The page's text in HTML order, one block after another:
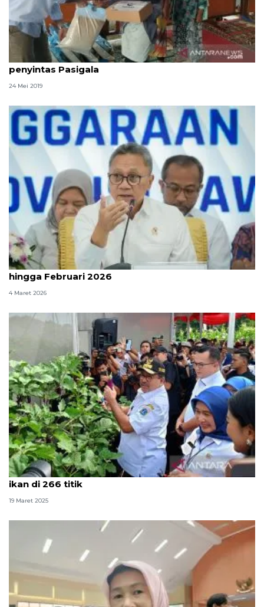
Hayrat Yardim Turki-ACT berbagi 2.000 iftar untuk
penyintas Pasigala
24 Mei 2019
Pemerintah sebut penerima MBG capai 61,2 juta
hingga Februari 2026
4 Maret 2026
Pemprov DKI panen serentak 20 ton cabai hingga
ikan di 266 titik
19 Maret 2025